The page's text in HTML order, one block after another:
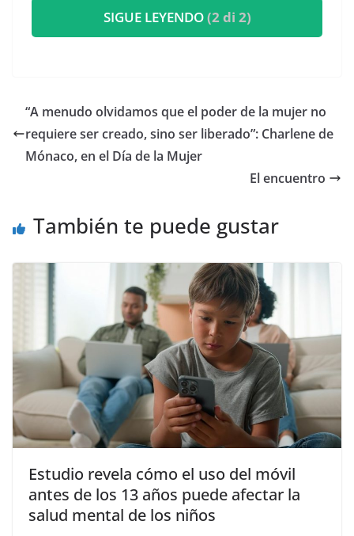
SIGUE LEYENDO(2 di 2)
​“A menudo olvidamos que el poder de la mujer no
requiere ser creado, sino ser liberado”: Charlene de
Mónaco, en el Día de la Mujer
​El encuentro
También te puede gustar
Estudio revela cómo el uso del móvil
antes de los 13 años puede afectar la
salud mental de los niños